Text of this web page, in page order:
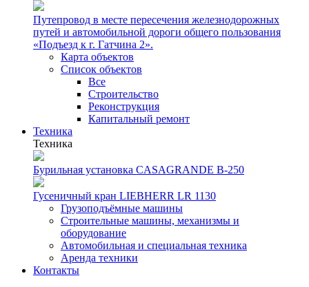
Путепровод в месте пересечения железнодорожных
путей и автомобильной дороги общего пользования
«Подъезд к г. Гатчина 2».
Карта объектов
Список объектов
Все
Строительство
Реконструкция
Капитальный ремонт
Техника
Техника
Бурильная установка CASAGRANDE B-250
Гусеничный кран LIEBHERR LR 1130
Грузоподъёмные машины
Строительные машины, механизмы и
оборудование
Автомобильная и специальная техника
Аренда техники
Контакты